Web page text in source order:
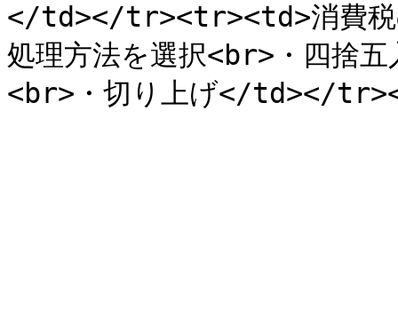
</td></tr><tr><td>消費税
処理方法を選択<br>・四捨